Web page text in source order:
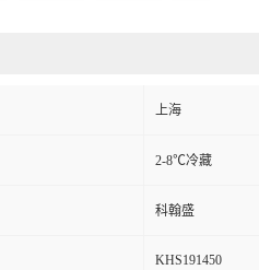
上海
2-8℃冷藏
科翰盛
KHS191450